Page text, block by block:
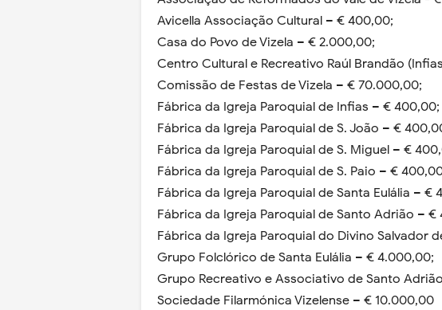
Avicella Associação Cultural – € 400,00;
Casa do Povo de Vizela – € 2.000,00;
Centro Cultural e Recreativo Raúl Brandão
Comissão de Festas de Vizela – € 70.000,00;
Fábrica da Igreja Paroquial de Infias – € 400,00;
Fábrica da Igreja Paroquial de S. João – €
Fábrica da Igreja Paroquial de S. Miguel – €
Fábrica da Igreja Paroquial de S. Paio – €
Fábrica da Igreja Paroquial de Santa Eulália – €
Fábrica da Igreja Paroquial de Santo Adrião – €
Fábrica da Igreja Paroquial do Divino Salvador
Grupo Folclórico de Santa Eulália – € 4.000,00;
Grupo Recreativo e Associativo de Santo
Sociedade Filarmónica Vizelense – € 10.000,00